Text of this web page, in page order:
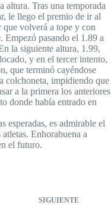
altura. Tras una temporada
le llego el premio de ir al
que volverá a tope y con
Empezó pasando el 1.89 a
la siguiente altura, 1.99,
y en el tercer intento,
que terminó cayéndose
colchoneta, impidiendo que
a la primera los anteriores
donde había entrado en
esperadas, es admirable el
Enhorabuena a
el futuro.
SIGUIENTE